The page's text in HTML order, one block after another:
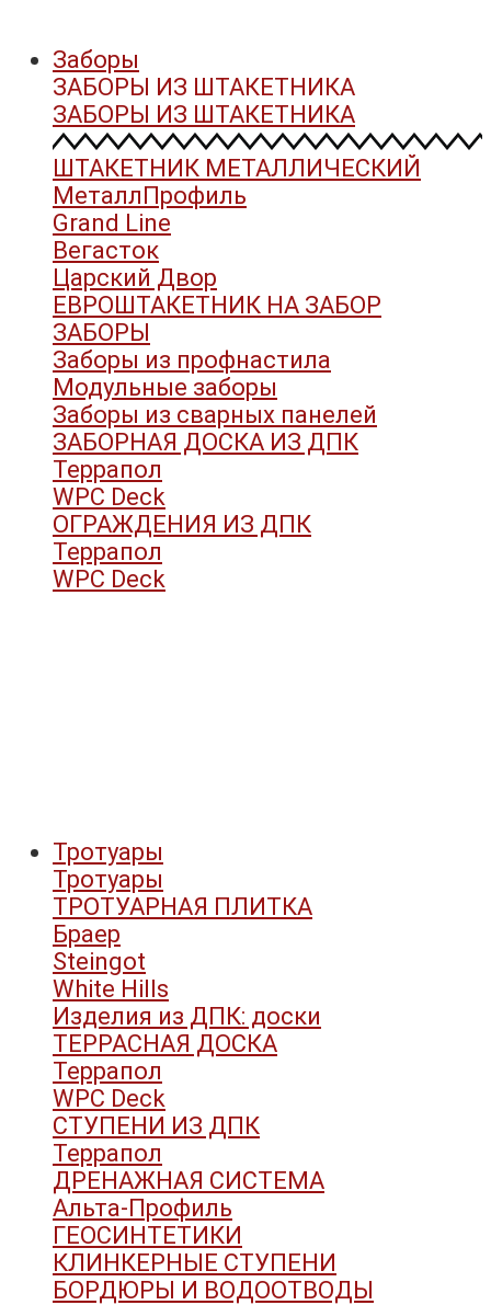
Заборы
ЗАБОРЫ ИЗ ШТАКЕТНИКА
ЗАБОРЫ ИЗ ШТАКЕТНИКА
ШТАКЕТНИК МЕТАЛЛИЧЕСКИЙ
МеталлПрофиль
Grand Line
Вегасток
Царский Двор
ЕВРОШТАКЕТНИК НА ЗАБОР
ЗАБОРЫ
Заборы из профнастила
Модульные заборы
Заборы из сварных панелей
ЗАБОРНАЯ ДОСКА ИЗ ДПК
Террапол
WPC Deck
ОГРАЖДЕНИЯ ИЗ ДПК
Террапол
WPC Deck
Тротуары
Тротуары
ТРОТУАРНАЯ ПЛИТКА
Браер
Steingot
White Hills
Изделия из ДПК: доски
ТЕРРАСНАЯ ДОСКА
Террапол
WPC Deck
СТУПЕНИ ИЗ ДПК
Террапол
ДРЕНАЖНАЯ СИСТЕМА
Альта-Профиль
ГЕОСИНТЕТИКИ
КЛИНКЕРНЫЕ СТУПЕНИ
БОРДЮРЫ И ВОДООТВОДЫ